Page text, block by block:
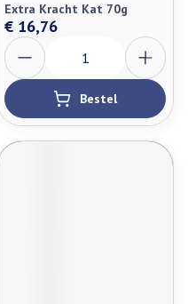
Extra Kracht Kat 70g
€ 16,76
Aantal
Bestel